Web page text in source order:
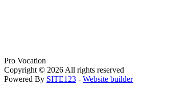
Pro Vocation
Copyright © 2026 All rights reserved
Powered By SITE123 - Website builder